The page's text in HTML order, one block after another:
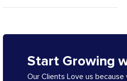
Start Growing
Our Clients Love us